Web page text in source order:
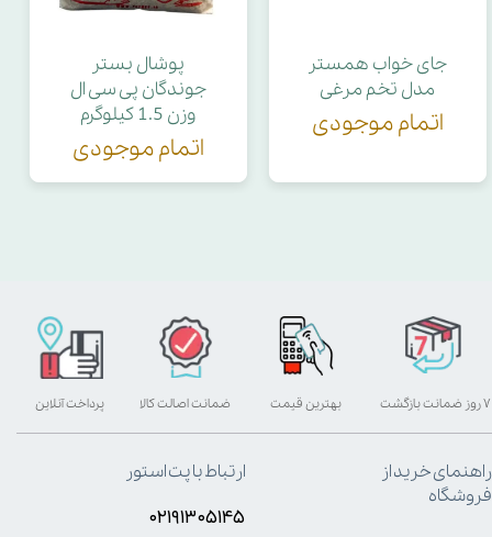
جای خواب همستر
مدل تخم مرغی
اتمام موجودی
پوشال بستر
جوندگان پی سی ال
وزن 1.5 کیلوگرم
اتمام موجودی
بهترین قیمت پرداخت آنلاین ۷ روز ضمانت بازگشت ضمانت اصالت کالا
راهنمای خرید از
فروشگاه
ارتباط با پت استور
۰۲۱۹۱۳۰۵۱۴۵